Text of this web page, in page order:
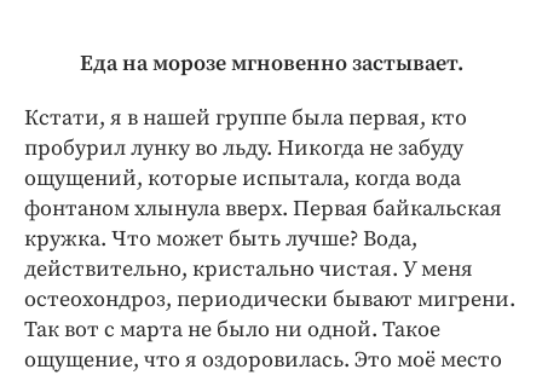
Еда на морозе мгновенно застывает.
Кстати, я в нашей группе была первая, кто
пробурил лунку во льду. Никогда не забуду
ощущений, которые испытала, когда вода
фонтаном хлынула вверх. Первая байкальская
кружка. Что может быть лучше? Вода,
действительно, кристально чистая. У меня
остеохондроз, периодически бывают мигрени.
Так вот с марта не было ни одной. Такое
ощущение, что я оздоровилась. Это моё место